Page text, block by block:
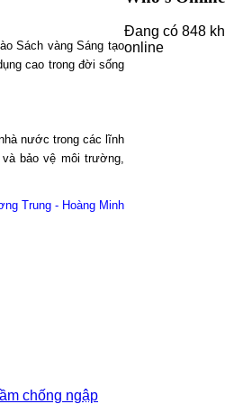
Sách vàng Sáng tạo
cao trong đời sống
nước trong các lĩnh
bảo vệ môi trường,
Trung - Hoàng Minh
chống ngập
Đang có 848
online